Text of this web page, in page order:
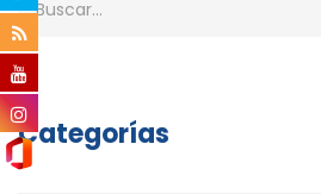
Categorías